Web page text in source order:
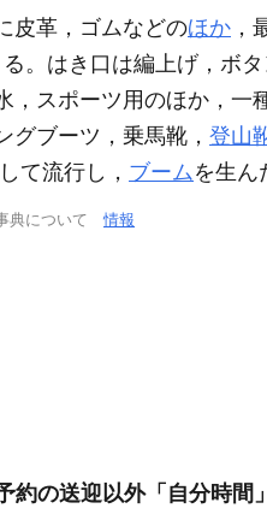
皮革，ゴムなどのほか ，
。はき口は編上げ，ボ
スポーツ用のほか，一
グブーツ，乗馬靴， 登山
て流行し， ブーム を生ん
事典について情報
約の送迎以外「自分時間